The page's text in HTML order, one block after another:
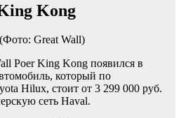
Kong
(Фото: Great Wall)
Poer King Kong появился в
который по
Hilux, стоит от 3 299 000 руб.
сеть Haval.